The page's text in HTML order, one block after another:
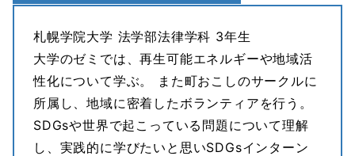
札幌学院大学 法学部法律学科 3年生
大学のゼミでは、再生可能エネルギーや地域活
性化について学ぶ。 また町おこしのサークルに
所属し、地域に密着したボランティアを行う。
SDGsや世界で起こっている問題について理解
し、実践的に学びたいと思いSDGsインターン